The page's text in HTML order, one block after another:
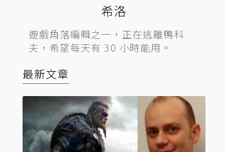
希洛
遊戲角落編輯之一，正在逃離鴨科
夫，希望每天有 30 小時能用。
最新文章